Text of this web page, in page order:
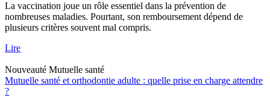
La vaccination joue un rôle essentiel dans la prévention de
nombreuses maladies. Pourtant, son remboursement dépend de
plusieurs critères souvent mal compris.
Lire
Nouveauté Mutuelle santé
Mutuelle santé et orthodontie adulte : quelle prise en charge attendre
?